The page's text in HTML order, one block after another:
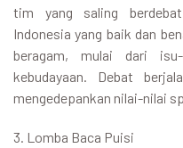
tim yang saling berdebat
Indonesia yang baik dan
beragam, mulai dari
kebudayaan. Debat
mengedepankan nilai-nilai
3. Lomba Baca Puisi